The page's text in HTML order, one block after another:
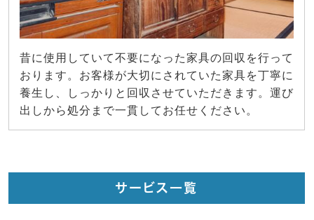
昔に使用していて不要になった家具の回収を行って
おります。お客様が大切にされていた家具を丁寧に
養生し、しっかりと回収させていただきます。運び
出しから処分まで一貫してお任せください。
サービス一覧